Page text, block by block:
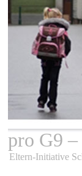
pro G9
Eltern-Initiative